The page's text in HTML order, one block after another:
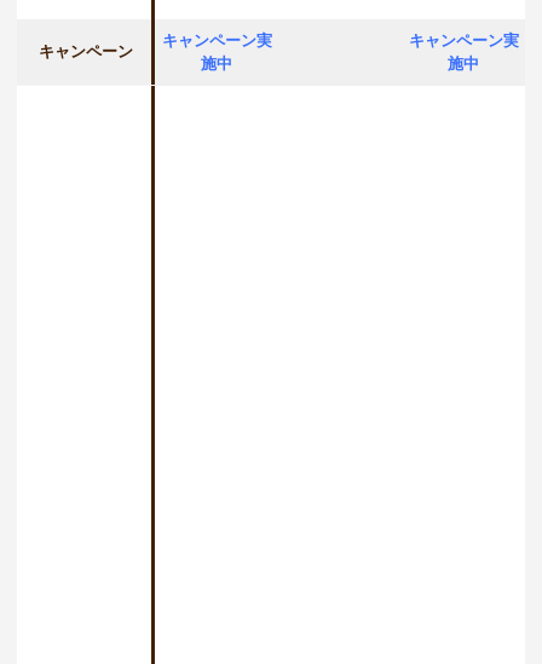
キャンペーン
キャンペーン実
施中
キャンペーン実
施中